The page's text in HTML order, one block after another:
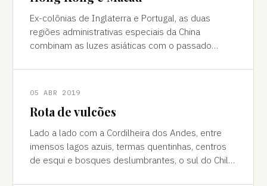
Ex-colônias de Inglaterra e Portugal, as duas
regiões administrativas especiais da China
combinam as luzes asiáticas com o passado
05 ABR 2019
Rota de vulcões
Lado a lado com a Cordilheira dos Andes, entre
imensos lagos azuis, termas quentinhas, centros
de esqui e bosques deslumbrantes, o sul do Chile